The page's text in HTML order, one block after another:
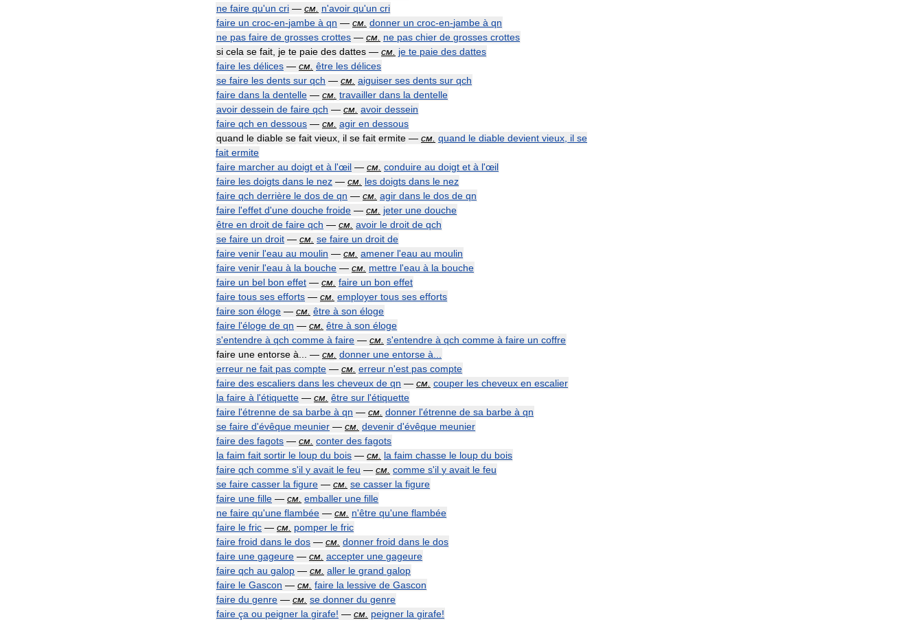
ne faire qu'un cri — см n'avoir qu'un cri
faire un croc-en-jambe à qn — см donner un croc-en-jambe à qn
ne pas faire de grosses crottes — см ne pas chier de grosses crottes
si cela se fait je te paie des dattes — см je te paie des dattes
faire les délices — см être les délices
se faire les dents sur qch — см aiguiser ses dents sur qch
faire dans la dentelle — см travailler dans la dentelle
avoir dessein de faire qch — см avoir dessein
faire qch en dessous — см agir en dessous
quand le diable se fait vieux il se fait ermite — см quand le diable devient vieux il se
fait ermite
faire marcher au doigt et à l'œil — см conduire au doigt et à l'œil
faire les doigts dans le nez — см les doigts dans le nez
faire qch derrière le dos de qn — см agir dans le dos de qn
faire l'effet d'une douche froide — см jeter une douche
être en droit de faire qch — см avoir le droit de qch
se faire un droit — см se faire un droit de
faire venir l'eau au moulin — см amener l'eau au moulin
faire venir l'eau à la bouche — см mettre l'eau à la bouche
faire un bel bon effet — см faire un bon effet
faire tous ses efforts — см employer tous ses efforts
faire son éloge — см être à son éloge
faire l'éloge de qn — см être à son éloge
s'entendre à qch comme à faire — см s'entendre à qch comme à faire un coffre
faire une entorse à ... — см donner une entorse à
erreur ne fait pas compte — см erreur n'est pas compte
faire des escaliers dans les cheveux de qn — см couper les cheveux en escalier
la faire à l'étiquette — см être sur l'étiquette
faire l'étrenne de sa barbe à qn — см donner l'étrenne de sa barbe à qn
se faire d'évêque meunier — см devenir d'évêque meunier
faire des fagots — см conter des fagots
la faim fait sortir le loup du bois — см la faim chasse le loup du bois
faire qch comme s'il y avait le feu — см comme s'il y avait le feu
se faire casser la figure — см se casser la figure
faire une fille — см emballer une fille
ne faire qu'une flambée — см n'être qu'une flambée
faire le fric — см pomper le fric
faire froid dans le dos — см donner froid dans le dos
faire une gageure — см accepter une gageure
faire qch au galop — см aller le grand galop
faire le Gascon — см faire la lessive de Gascon
faire du genre — см se donner du genre
faire ça ou peigner la girafe! — см peigner la girafe!